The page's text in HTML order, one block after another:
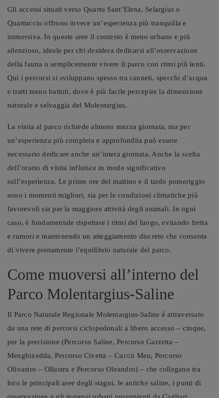
Gli accessi situati verso Quartu Sant’Elena, Selargius o
Quartucciu offrono invece un’esperienza più tranquilla e
immersiva. In queste aree il contesto è meno urbano e più
silenzioso, ideale per chi desidera dedicarsi all’osservazione
della fauna o semplicemente vivere il parco con ritmi più lenti.
Qui i percorsi si sviluppano spesso tra canneti, specchi d’acqua
e tratti meno battuti, dove è più facile percepire la dimensione
naturale e selvaggia del Molentargius.
La visita al parco richiede almeno mezza giornata, ma per
un’esperienza più completa e approfondita può essere
necessario dedicare anche un’intera giornata. Anche la scelta
dell’orario di visita influisce in modo significativo
sull’esperienza. Le prime ore del mattino e il tardo pomeriggio
sono i momenti migliori, sia per le condizioni climatiche più
favorevoli sia per la maggiore attività degli animali. In ogni
caso, è fondamentale rispettare i ritmi del luogo, evitando fretta
e rumori e mantenendo un atteggiamento discreto che consenta
di vivere pienamente l’equilibrio naturale del parco.
Come muoversi all’interno del
Parco Molentargius-Saline
Il Parco Naturale Regionale Molentargius-Saline è attraversato
da una rete di percorsi ciclopedonali a libero accesso – cinque,
per la precisione (Percorso Saline, Percorso Garzetta –
Menghixedda, Percorso Civetta – Cuccu Meu, Percorso
Olivastro – Ollastru e Percorso Oleandro) – che collegano tra
loro le principali aree degli stagni, le antiche saline, i punti di
osservazione e gli ingressi urbani provenienti da Cagliari,